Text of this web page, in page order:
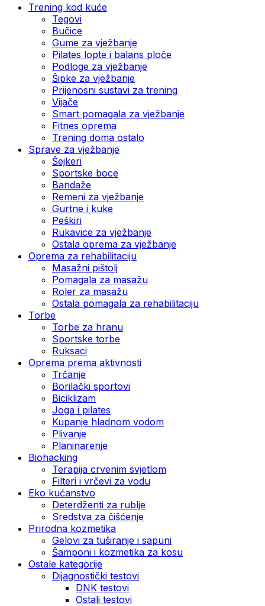
Trening kod kuće
Tegovi
Bučice
Gume za vježbanje
Pilates lopte i balans ploče
Podloge za vježbanje
Šipke za vježbanje
Prijenosni sustavi za trening
Vijače
Smart pomagala za vježbanje
Fitnes oprema
Trening doma ostalo
Sprave za vježbanje
Šejkeri
Sportske boce
Bandaže
Remeni za vježbanje
Gurtne i kuke
Peškiri
Rukavice za vježbanje
Ostala oprema za vježbanje
Oprema za rehabilitaciju
Masažni pištolj
Pomagala za masažu
Roler za masažu
Ostala pomagala za rehabilitaciju
Torbe
Torbe za hranu
Sportske torbe
Ruksaci
Oprema prema aktivnosti
Trčanje
Borilački sportovi
Biciklizam
Joga i pilates
Kupanje hladnom vodom
Plivanje
Planinarenje
Biohacking
Terapija crvenim svjetlom
Filteri i vrčevi za vodu
Eko kućanstvo
Deterdženti za rublje
Sredstva za čišćenje
Prirodna kozmetika
Gelovi za tuširanje i sapuni
Šamponi i kozmetika za kosu
Ostale kategorije
Dijagnostički testovi
DNK testovi
Ostali testovi